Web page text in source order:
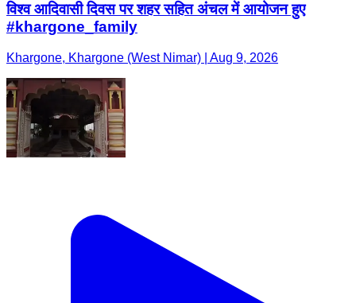
विश्व आदिवासी दिवस पर शहर सहित अंचल में आयोजन हुए
#khargone_family
Khargone, Khargone (West Nimar) | Aug 9, 2026